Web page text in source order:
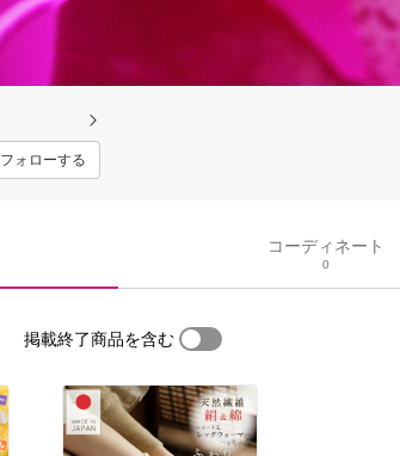
フォローする
コーディネート
0
掲載終了商品を含む